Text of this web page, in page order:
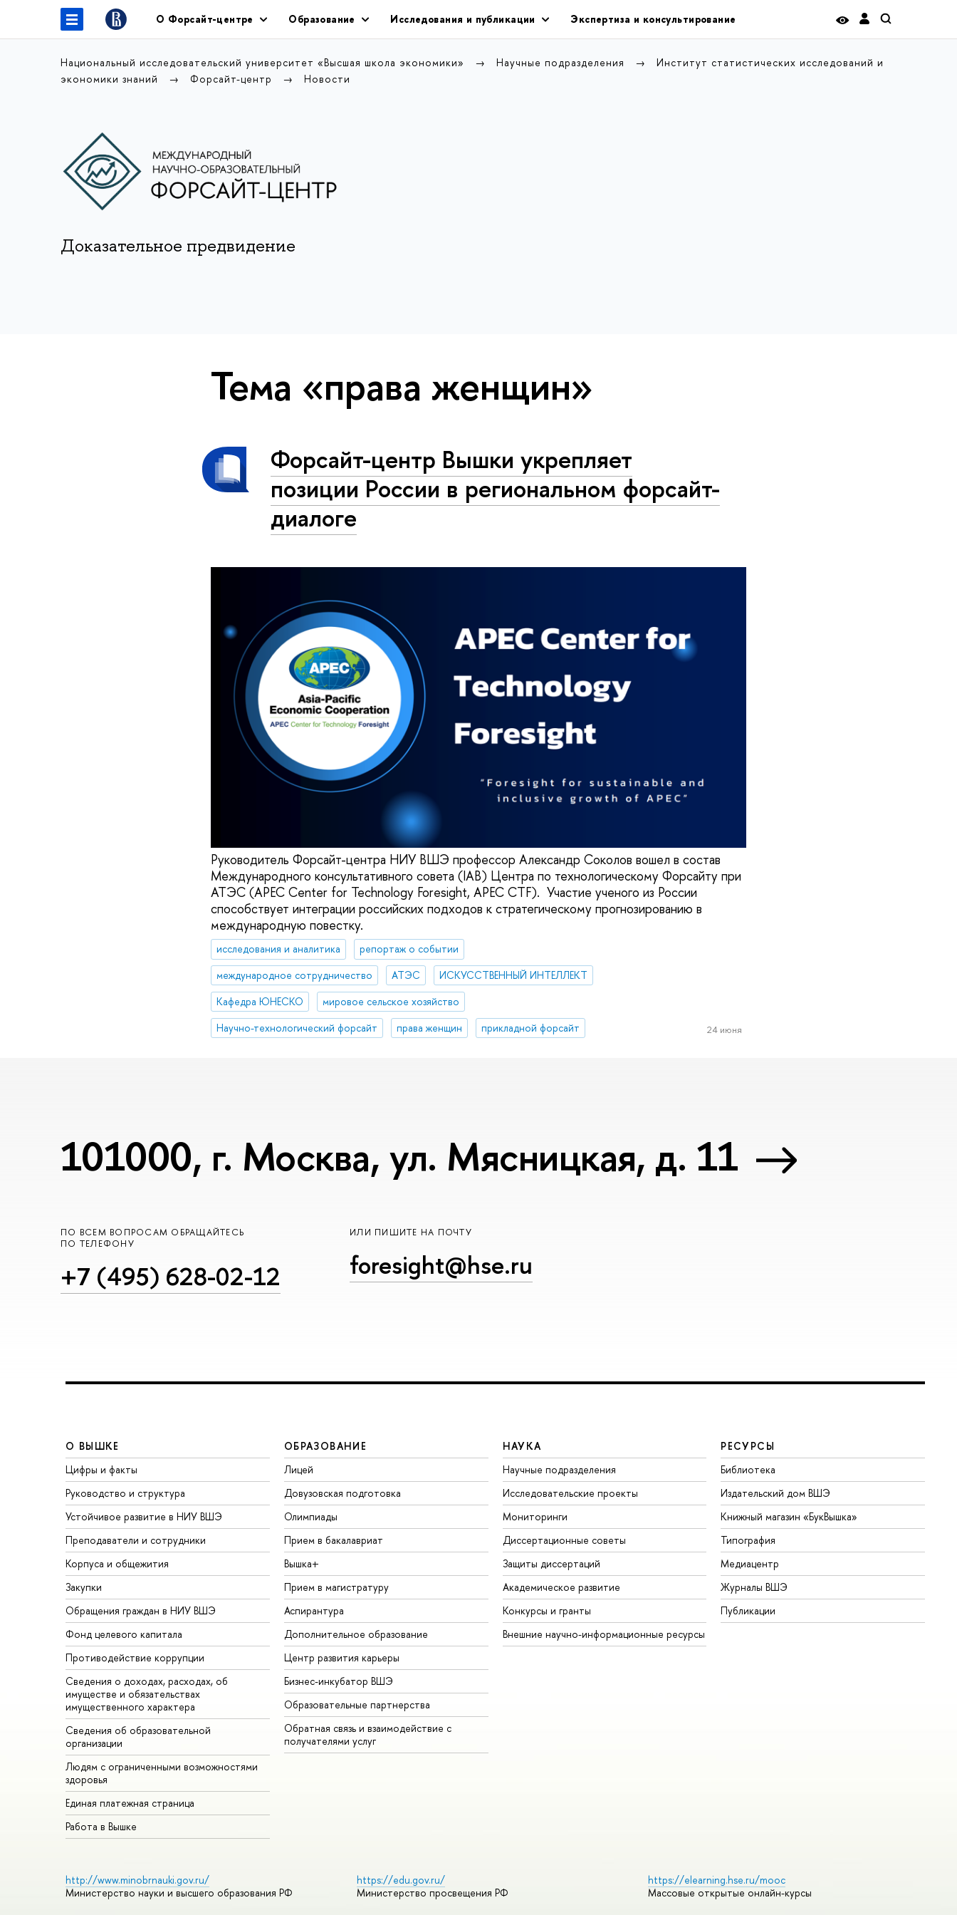
О Форсайт-центре Образование Исследования и публикации Экспертиза и консультирование
Национальный исследовательский университет «Высшая школа экономики» Научные подразделения
Институт статистических исследований и
экономики знаний
Форсайт-центр Новости
Доказательное предвидение
Тема «права женщин»
Форсайт-центр Вышки укрепляет
позиции России в региональном форсайт-
диалоге
Руководитель Форсайт-центра НИУ ВШЭ профессор Александр Соколов вошел в состав
Международного консультативного совета (IAB) Центра по технологическому Форсайту при
АТЭС (APEC Center for Technology Foresight, APEC CTF). Участие ученого из России
способствует интеграции российских подходов к стратегическому прогнозированию в
международную повестку.
исследования и аналитика
репортаж о событии
международное сотрудничество
АТЭС
ИСКУССТВЕННЫЙ ИНТЕЛЛЕКТ
Кафедра ЮНЕСКО
мировое сельское хозяйство
Научно-технологический форсайт
права женщин прикладной форсайт 24 июня
101000, г. Москва, ул. Мясницкая, д. 11
ПО ВСЕМ ВОПРОСАМ ОБРАЩАЙТЕСЬ
ПО ТЕЛЕФОНУ
+7 (495) 628-02-12
ИЛИ ПИШИТЕ НА ПОЧТУ
foresight@hse.ru
О ВЫШКЕ
Цифры и факты
Руководство и структура
Устойчивое развитие в НИУ ВШЭ
Преподаватели и сотрудники
Корпуса и общежития
Закупки
Обращения граждан в НИУ ВШЭ
Фонд целевого капитала
Противодействие коррупции
Сведения о доходах, расходах, об
имуществе и обязательствах
имущественного характера
Сведения об образовательной
организации
Людям с ограниченными возможностями
здоровья
Единая платежная страница
Работа в Вышке
ОБРАЗОВАНИЕ
Лицей
Довузовская подготовка
Олимпиады
Прием в бакалавриат
Вышка+
Прием в магистратуру
Аспирантура
Дополнительное образование
Центр развития карьеры
Бизнес-инкубатор ВШЭ
Образовательные партнерства
Обратная связь и взаимодействие с
получателями услуг
НАУКА
Научные подразделения
Исследовательские проекты
Мониторинги
Диссертационные советы
Защиты диссертаций
Академическое развитие
Конкурсы и гранты
Внешние научно-информационные ресурсы
РЕСУРСЫ
Библиотека
Издательский дом ВШЭ
Книжный магазин «БукВышка»
Типография
Медиацентр
Журналы ВШЭ
Публикации
http://www.minobrnauki.gov.ru/
Министерство науки и высшего образования РФ
https://edu.gov.ru/
Министерство просвещения РФ
https://elearning.hse.ru/mooc
Массовые открытые онлайн-курсы